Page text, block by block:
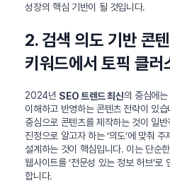
성장의 핵심 기반이 될 것입니다.
2. 검색 의도 기반 콘
키워드에서 토픽 클러
2024년 SEO 트렌드 최신의 중심에
이해하고 반영하는 콘텐츠 전략이 있
중심으로 콘텐츠를 제작하는 것이 일
진정으로 알고자 하는 ‘의도’에 맞춰
설계하는 것이 핵심입니다. 이는 단순
웹사이트를 ‘전문성 있는 정보 허브’로
합니다.